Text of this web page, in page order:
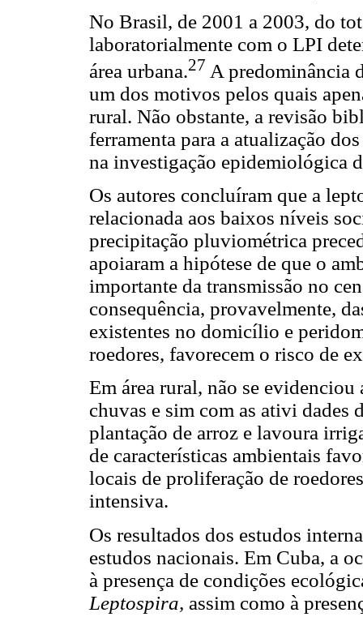
No Brasil, de 2001 a 2003, do
laboratorialmente com o LPI
área urbana.27 A predominância
um dos motivos pelos quais
rural. Não obstante, a revisão
ferramenta para a atualização
na investigação epidemiológica
Os autores concluíram que a
relacionada aos baixos níveis
precipitação pluviométrica
apoiaram a hipótese de que o
importante da transmissão no
consequência, provavelmente,
existentes no domicílio e
roedores, favorecem o risco de
Em área rural, não se evidenciou
chuvas e sim com as ativi dades
plantação de arroz e lavoura
de características ambientais
locais de proliferação de
intensiva.
Os resultados dos estudos
estudos nacionais. Em Cuba, a
à presença de condições
Leptospira, assim como à